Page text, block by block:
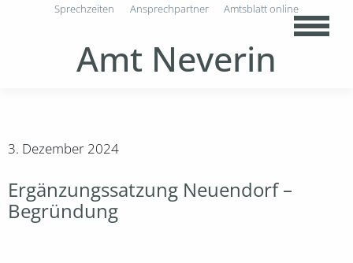
Amt Neverin
Sprechzeiten Ansprechpartner Amtsblatt online
3. Dezember 2024
Ergänzungssatzung Neuendorf –
Begründung